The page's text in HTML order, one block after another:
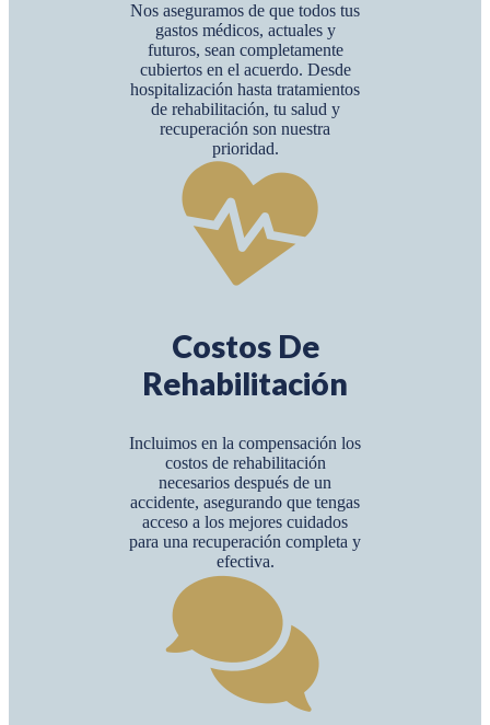
Nos aseguramos de que todos tus
gastos médicos, actuales y
futuros, sean completamente
cubiertos en el acuerdo. Desde
hospitalización hasta tratamientos
de rehabilitación, tu salud y
recuperación son nuestra
prioridad.
Costos De
Rehabilitación
Incluimos en la compensación los
costos de rehabilitación
necesarios después de un
accidente, asegurando que tengas
acceso a los mejores cuidados
para una recuperación completa y
efectiva.